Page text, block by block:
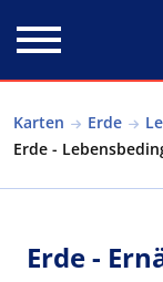
Karten Erde
Erde -
Erde -